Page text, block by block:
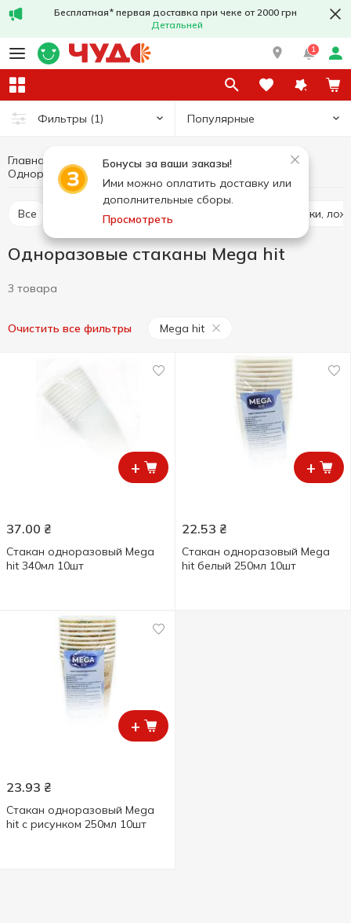
Бесплатная* первая доставка при чеке от 2000 грн
Детальней
1
Фильтры (1) Популярные
Бонусы за ваши заказы!
Ими можно оплатить доставку или
дополнительные сборы.
Просмотреть
Главная Одноразовая посуда
Одноразовые стаканы
Все Одноразовые стаканы Одноразовые вилки,
Одноразовые стаканы Mega hit
3 товара
Очистить все фильтры Mega hit
+
37.00 ₴
Стакан одноразовый Mega
hit 340мл 10шт
+
22.53 ₴
Стакан одноразовый Mega
hit белый 250мл 10шт
+
23.93 ₴
Стакан одноразовый Mega
hit с рисунком 250мл 10шт